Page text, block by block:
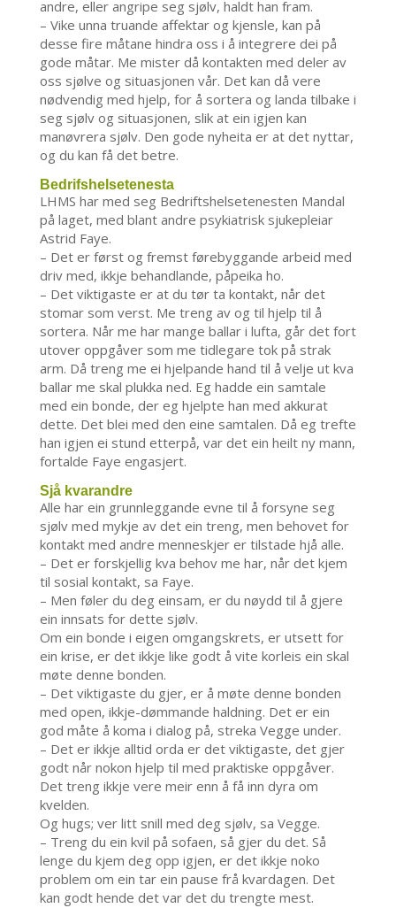
andre, eller angripe seg sjølv, haldt han fram.
– Vike unna truande affektar og kjensle, kan på
desse fire måtane hindra oss i å integrere dei på
gode måtar. Me mister då kontakten med deler av
oss sjølve og situasjonen vår. Det kan då vere
nødvendig med hjelp, for å sortera og landa tilbake i
seg sjølv og situasjonen, slik at ein igjen kan
manøvrera sjølv. Den gode nyheita er at det nyttar,
og du kan få det betre.
Bedrifshelsetenesta
LHMS har med seg Bedriftshelsetenesten Mandal
på laget, med blant andre psykiatrisk sjukepleiar
Astrid Faye.
– Det er først og fremst førebyggande arbeid med
driv med, ikkje behandlande, påpeika ho.
– Det viktigaste er at du tør ta kontakt, når det
stomar som verst. Me treng av og til hjelp til å
sortera. Når me har mange ballar i lufta, går det fort
utover oppgåver som me tidlegare tok på strak
arm. Då treng me ei hjelpande hand til å velje ut kva
ballar me skal plukka ned. Eg hadde ein samtale
med ein bonde, der eg hjelpte han med akkurat
dette. Det blei med den eine samtalen. Då eg trefte
han igjen ei stund etterpå, var det ein heilt ny mann,
fortalde Faye engasjert.
Sjå kvarandre
Alle har ein grunnleggande evne til å forsyne seg
sjølv med mykje av det ein treng, men behovet for
kontakt med andre menneskjer er tilstade hjå alle.
– Det er forskjellig kva behov me har, når det kjem
til sosial kontakt, sa Faye.
– Men føler du deg einsam, er du nøydd til å gjere
ein innsats for dette sjølv.
Om ein bonde i eigen omgangskrets, er utsett for
ein krise, er det ikkje like godt å vite korleis ein skal
møte denne bonden.
– Det viktigaste du gjer, er å møte denne bonden
med open, ikkje-dømmande haldning. Det er ein
god måte å koma i dialog på, streka Vegge under.
– Det er ikkje alltid orda er det viktigaste, det gjer
godt når nokon hjelp til med praktiske oppgåver.
Det treng ikkje vere meir enn å få inn dyra om
kvelden.
Og hugs; ver litt snill med deg sjølv, sa Vegge.
– Treng du ein kvil på sofaen, så gjer du det. Så
lenge du kjem deg opp igjen, er det ikkje noko
problem om ein tar ein pause frå kvardagen. Det
kan godt hende det var det du trengte mest.